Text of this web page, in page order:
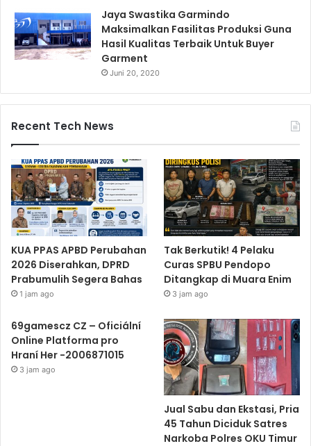
Jaya Swastika Garmindo
Maksimalkan Fasilitas Produksi Guna
Hasil Kualitas Terbaik Untuk Buyer
Garment
Juni 20, 2020
Recent Tech News
KUA PPAS APBD Perubahan
2026 Diserahkan, DPRD
Prabumulih Segera Bahas
1 jam ago
Tak Berkutik! 4 Pelaku
Curas SPBU Pendopo
Ditangkap di Muara Enim
3 jam ago
69gamescz CZ – Oficiální
Online Platforma pro
Hraní Her -2006871015
3 jam ago
Jual Sabu dan Ekstasi, Pria
45 Tahun Diciduk Satres
Narkoba Polres OKU Timur